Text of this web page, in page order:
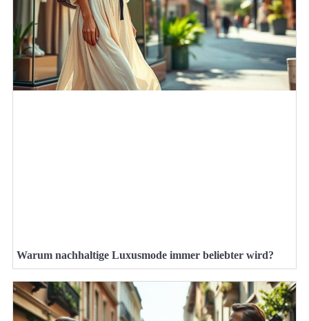
Warum nachhaltige Luxusmode immer beliebter wird?